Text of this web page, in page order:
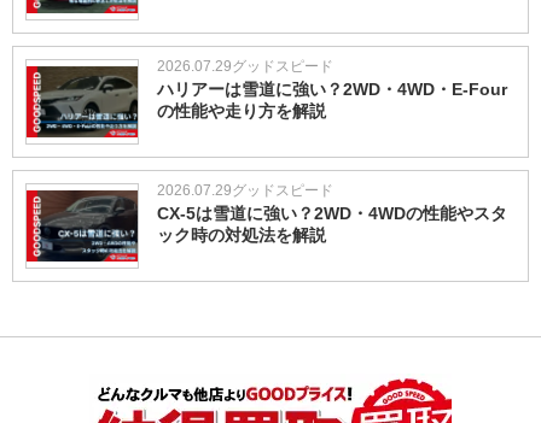
2026.07.29グッドスピード
ハリアーは雪道に強い？2WD・4WD・E-Four
の性能や走り方を解説
2026.07.29グッドスピード
CX-5は雪道に強い？2WD・4WDの性能やスタ
ック時の対処法を解説